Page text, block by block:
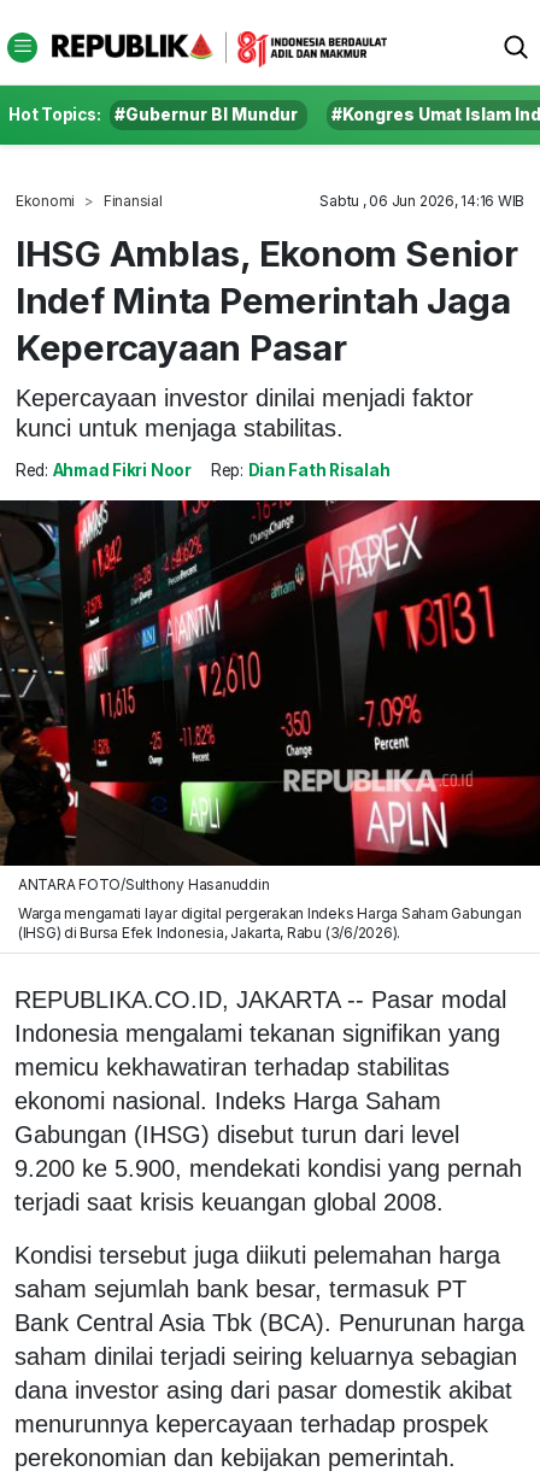
Hot Topics: #Gubernur BI Mundur #Kongres Umat Islam
Ekonomi Finansial Sabtu , 06 Jun 2026, 14:16 WIB
IHSG Amblas, Ekonom Senior
Indef Minta Pemerintah Jaga
Kepercayaan Pasar
Kepercayaan investor dinilai menjadi faktor
kunci untuk menjaga stabilitas.
Red: Ahmad Fikri Noor Rep: Dian Fath Risalah
ANTARA FOTO/Sulthony Hasanuddin
Warga mengamati layar digital pergerakan Indeks Harga Saham Gabungan
(IHSG) di Bursa Efek Indonesia, Jakarta, Rabu (3/6/2026).
REPUBLIKA.CO.ID, JAKARTA -- Pasar modal
Indonesia mengalami tekanan signifikan yang
memicu kekhawatiran terhadap stabilitas
ekonomi nasional. Indeks Harga Saham
Gabungan (IHSG) disebut turun dari level
9.200 ke 5.900, mendekati kondisi yang pernah
terjadi saat krisis keuangan global 2008.
Kondisi tersebut juga diikuti pelemahan harga
saham sejumlah bank besar, termasuk PT
Bank Central Asia Tbk (BCA). Penurunan harga
saham dinilai terjadi seiring keluarnya sebagian
dana investor asing dari pasar domestik akibat
menurunnya kepercayaan terhadap prospek
perekonomian dan kebijakan pemerintah.